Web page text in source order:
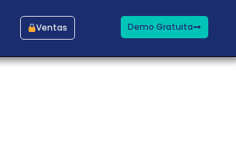
Ventas Demo Gratuita